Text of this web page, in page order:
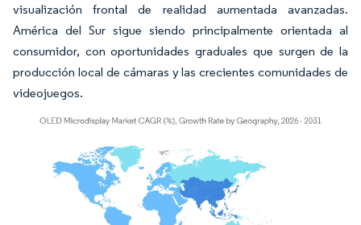
visualización frontal de realidad aumentada avanzadas.
América del Sur sigue siendo principalmente orientada al
consumidor, con oportunidades graduales que surgen de la
producción local de cámaras y las crecientes comunidades de
videojuegos.